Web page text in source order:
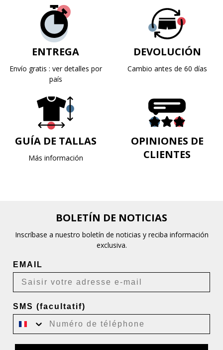
ENTREGA
Envío gratis : ver detalles por
país
DEVOLUCIÓN
Cambio antes de 60 días
GUÍA DE TALLAS
Más información
OPINIONES DE
CLIENTES
BOLETÍN DE NOTICIAS
Inscríbase a nuestro boletín de noticias y reciba información
exclusiva.
EMAIL
SMS (facultatif)